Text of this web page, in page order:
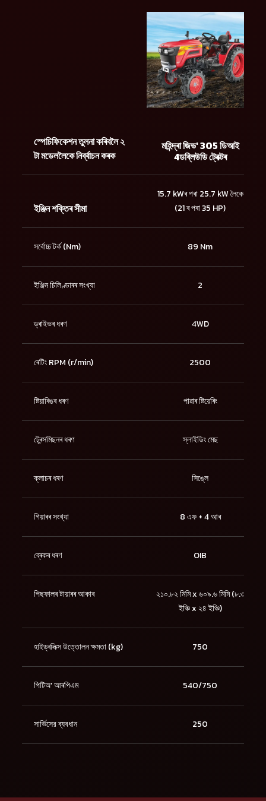
স্পেচিফিকেশন তুলনা কৰিবলৈ ২
টা মডেললৈকে নিৰ্ব্বাচন কৰক
মহিন্দ্ৰা জিভ' 305 ডিআই
4ডব্লিউডি ট্ৰেক্টৰ
ইঞ্জিন শক্তিৰ সীমা
15.7 kWৰ পৰা 25.7 kW লৈকে
(21 ৰ পৰা 35 HP)
সৰ্বোচ্চ টৰ্ক (Nm) 89 Nm
ইঞ্জিন চিলিণ্ডাৰৰ সংখ্যা 2
ড্ৰাইভৰ ধৰণ 4WD
ৰেটিং RPM (r/min) 2500
ষ্টিয়াৰিঙৰ ধৰণ পাৱাৰ ষ্টিয়েৰিং
ট্ৰেন্সমিছনৰ ধৰণ স্লাইডিং মেছ
ক্লাচৰ ধৰণ সিঙ্লে
গিয়াৰৰ সংখ্যা 8 এফ + 4 আৰ
ব্ৰেকৰ ধৰণ OIB
পিছফালৰ টায়াৰৰ আকাৰ
২১০.৮২ মিমি x ৬০৯.৬ মিমি (৮.৩
ইঞ্চি x ২৪ ইঞ্চি)
হাইড্ৰলিক্স উত্তোলন ক্ষমতা (kg) 750
পিটিঅ’ আৰপিএম 540/750
সার্ভিসের ব্যবধান 250